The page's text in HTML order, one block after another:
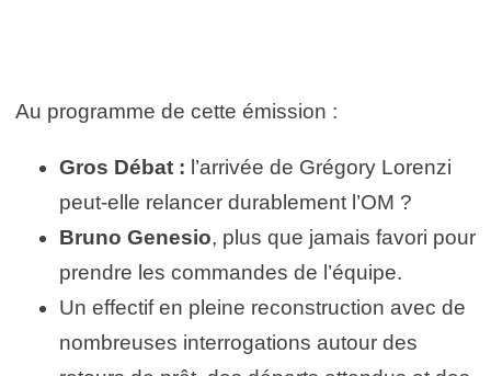
Au programme de cette émission :
Gros Débat : l’arrivée de Grégory Lorenzi
peut-elle relancer durablement l’OM ?
Bruno Genesio, plus que jamais favori pour
prendre les commandes de l’équipe.
Un effectif en pleine reconstruction avec de
nombreuses interrogations autour des